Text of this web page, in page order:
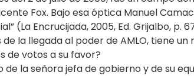
Fox. Bajo esa óptica Manuel
(La Encrucijada, 2005, Ed. Grijalbo, p.
de la llegada al poder de AMLO, tiene
de votos a su favor?
de la señora jefa de gobierno y de su